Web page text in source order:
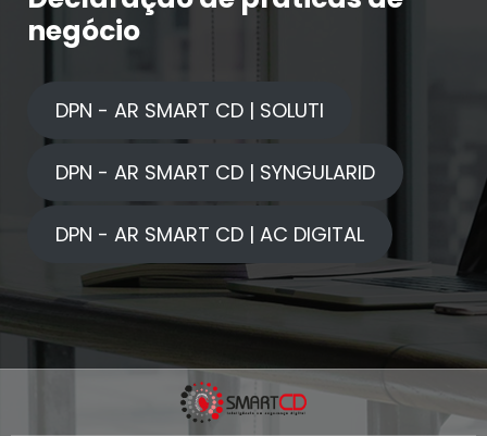
negócio
DPN - AR SMART CD | SOLUTI
DPN - AR SMART CD | SYNGULARID
DPN - AR SMART CD | AC DIGITAL